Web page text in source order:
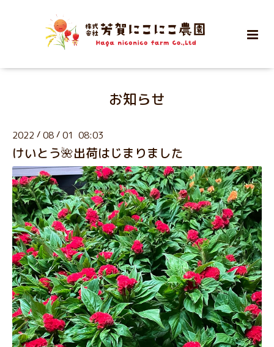
お知らせ
2022 / 08 / 01 08:03
けいとう🌺出荷はじまりました